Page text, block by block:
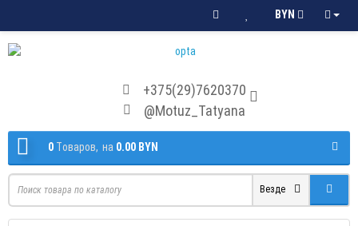
BYN
+375(29)7620370
@Motuz_Tatyana
0 Tоваров, на 0.00 BYN
Везде